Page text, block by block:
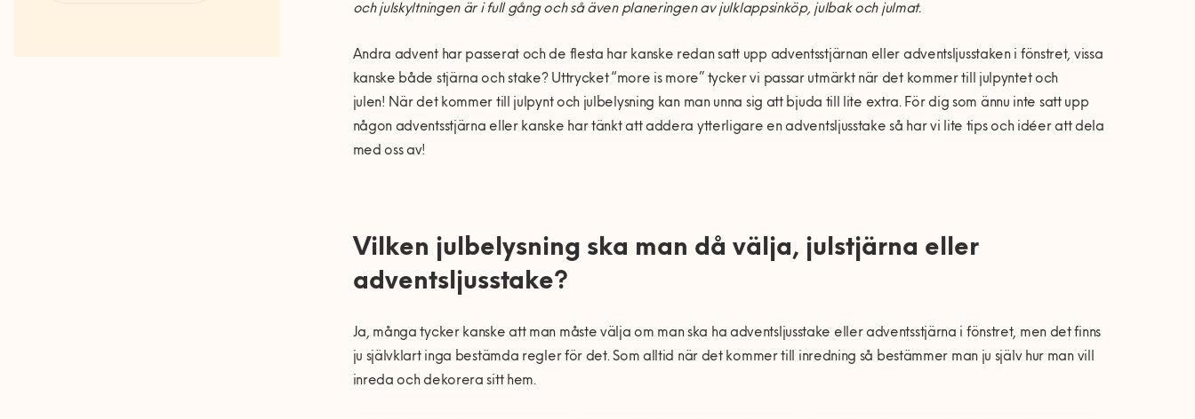
och julskyltningen är i full gång och så även planeringen av julklappsinköp, julbak och julmat.
Andra advent har passerat och de flesta har kanske redan satt upp adventsstjärnan eller adventsljusstaken i fönstret, vissa
kanske både stjärna och stake? Uttrycket “more is more” tycker vi passar utmärkt när det kommer till julpyntet och
julen! När det kommer till julpynt och julbelysning kan man unna sig att bjuda till lite extra. För dig som ännu inte satt upp
någon adventsstjärna eller kanske har tänkt att addera ytterligare en adventsljusstake så har vi lite tips och idéer att dela
med oss av!
Vilken julbelysning ska man då välja, julstjärna eller
adventsljusstake?
Ja, många tycker kanske att man måste välja om man ska ha adventsljusstake eller adventsstjärna i fönstret, men det finns
ju självklart inga bestämda regler för det. Som alltid när det kommer till inredning så bestämmer man ju själv hur man vill
inreda och dekorera sitt hem.